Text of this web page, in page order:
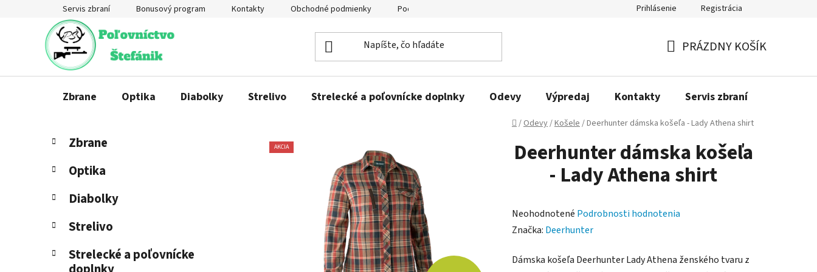
Servis zbraní Bonusový program Kontakty Obchodné podmienky Podmienky ochrany osobných údajov Prihlásenie Registrácia
KOŠÍK
PRÁZDNY KOŠÍK
Zbrane Optika Diabolky Strelivo Strelecké a poľovnícke doplnky Odevy Výpredaj Kontakty Servis zbraní
Domov
/Odevy/Košele/Deerhunter dámska košeľa - Lady Athena shirt
B
č
ý
a
n
e
Preskočiť
kategórie
K
a
t
e
ó
i
Zbrane
Optika
Diabolky
Strelivo
Strelecké a poľovnícke
Deerhunter dámska košeľa
- Lady Athena shirt
Priemerné
hodnotenie
je
Neohodnotené Podrobnosti hodnotenia
Značka: Deerhunter
Dámska košeľa Deerhunter Lady Athena ženského tvaru z
AKCIA